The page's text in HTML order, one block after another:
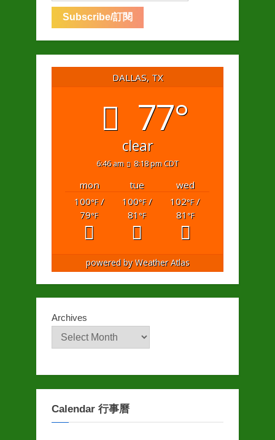
DALLAS, TX
77°
clear
6:46 am 8:18 pm CDT
mon tue
wed
100°F/
79°F
100°F/
81 °F
102°F/
81 °F
powered byWeather Atlas
Archives
Calendar 行事曆